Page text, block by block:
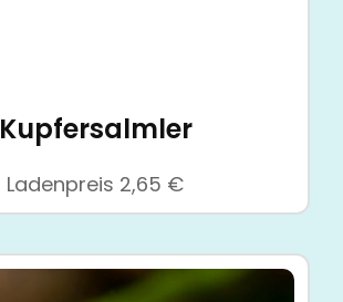
Kupfersalmler
Ladenpreis 2,65 €